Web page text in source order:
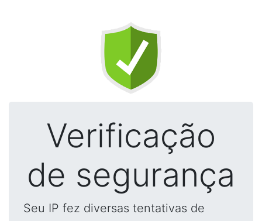
Verificação
de segurança
Seu IP fez diversas tentativas de